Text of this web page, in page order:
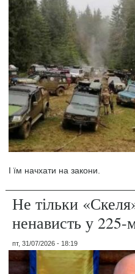
І їм начхати на закони.
Не тільки
ненависть у
пт, 31/07/2026 - 18:19